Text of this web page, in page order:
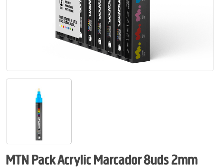
MTN Pack Acrylic Marcador 8uds 2mm